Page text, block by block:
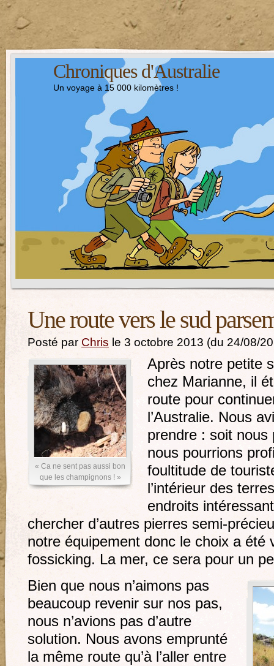
Chroniques d'Australie
Un voyage à 15 000 kilomètres !
Une route vers le sud
Posté par Chris le 3 octobre 2013 (du 24/08/
« Ca ne sent pas aussi bon
que les champignons ! »
Après notre petite
chez Marianne, il
route pour
l’Australie. Nous
prendre : soit nous
nous pourrions
foultitude de
l’intérieur des
endroits
chercher d’autres pierres semi-
notre équipement donc le choix a été
fossicking. La mer, ce sera pour un
Bien que nous n’aimons pas
beaucoup revenir sur nos pas,
nous n’avions pas d’autre
solution. Nous avons emprunté
la même route qu’à l’aller entre